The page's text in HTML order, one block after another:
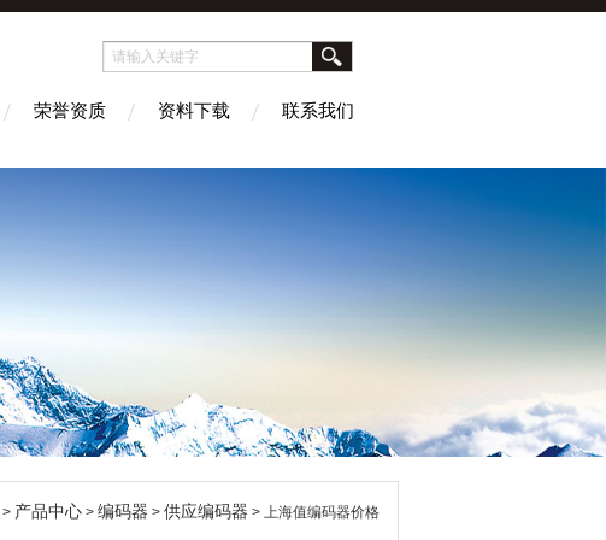
荣誉资质 资料下载 联系我们
> 产品中心 > 编码器 > 供应编码器 > 上海值编码器价格